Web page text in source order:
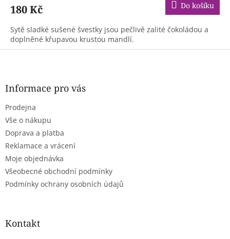
180 Kč Do košíku
Sytě sladké sušené švestky jsou pečlivě zalité čokoládou a
doplněné křupavou krustou mandlí.
Z
Informace pro vás
Prodejna
Vše o nákupu
Doprava a platba
Reklamace a vrácení
Moje objednávka
Všeobecné obchodní podmínky
Podmínky ochrany osobních údajů
Kontakt